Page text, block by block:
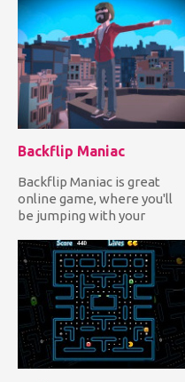
δυνατόν γρ...
Backflip Maniac
Backflip Maniac is great
online game, where you'll
be jumping with your